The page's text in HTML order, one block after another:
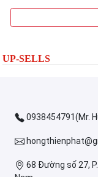
UP-SELLS
0938454791(Mr.
68 Đường số 27,